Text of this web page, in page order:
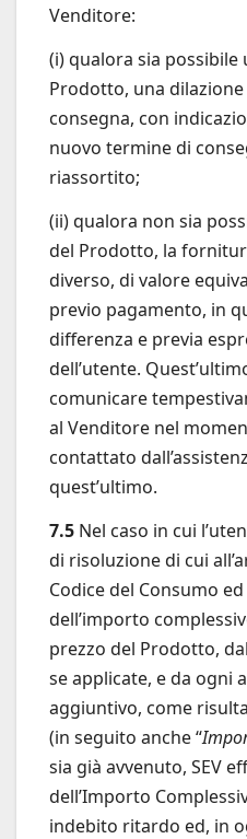
Venditore:
(i) qualora sia
Prodotto, una
consegna, con
nuovo termine di
riassortito;
(ii) qualora non sia
del Prodotto, la
diverso, di valore
previo pagamento, in
differenza e previa
dell’utente.
comunicare
al Venditore nel
contattato
quest’ultimo.
7.5 Nel caso in cui
di risoluzione di cui
Codice del Consumo
dell’importo
prezzo del Prodotto,
se applicate, e da ogni
aggiuntivo, come
(in seguito anche “
sia già avvenuto, SEV
dell’Importo
indebito ritardo ed, in